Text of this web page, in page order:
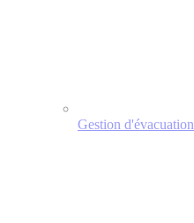
Gestion d'évacuation